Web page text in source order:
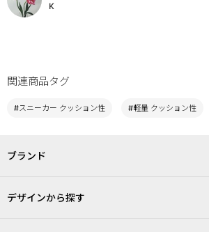
K
関連商品タグ
#スニーカー クッション性 #軽量 クッション性
ブランド
デザインから探す